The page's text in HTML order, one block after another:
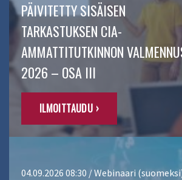
PÄIVITETTY SISÄISEN
TARKASTUKSEN CIA-
AMMATTITUTKINNON
2026 – OSA III
ILMOITTAUDU ›
04.09.2026 08:30 / Webinaari